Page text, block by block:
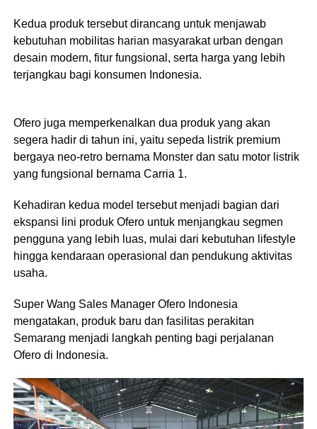
Kedua produk tersebut dirancang untuk menjawab
kebutuhan mobilitas harian masyarakat urban dengan
desain modern, fitur fungsional, serta harga yang lebih
terjangkau bagi konsumen Indonesia.
Ofero juga memperkenalkan dua produk yang akan
segera hadir di tahun ini, yaitu sepeda listrik premium
bergaya neo-retro bernama Monster dan satu motor listrik
yang fungsional bernama Carria 1.
Kehadiran kedua model tersebut menjadi bagian dari
ekspansi lini produk Ofero untuk menjangkau segmen
pengguna yang lebih luas, mulai dari kebutuhan lifestyle
hingga kendaraan operasional dan pendukung aktivitas
usaha.
Super Wang Sales Manager Ofero Indonesia
mengatakan, produk baru dan fasilitas perakitan
Semarang menjadi langkah penting bagi perjalanan
Ofero di Indonesia.